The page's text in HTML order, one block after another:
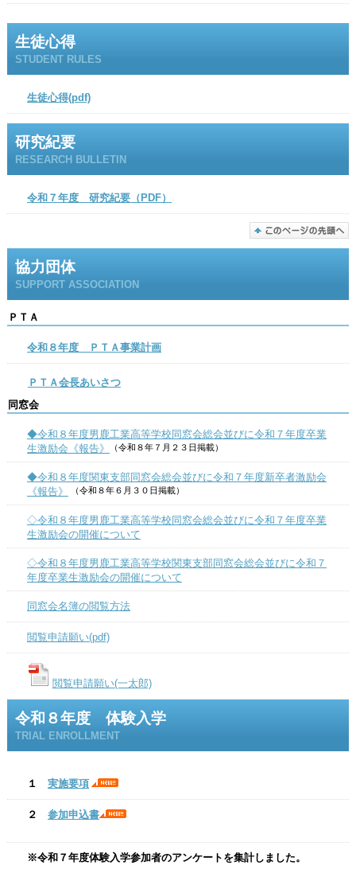
生徒心得
STUDENT RULES
生徒心得(pdf)
研究紀要
RESEARCH BULLETIN
令和７年度 研究紀要（PDF）
協力団体
SUPPORT ASSOCIATION
ＰＴＡ
令和８年度 ＰＴＡ事業計画
ＰＴＡ会長あいさつ
同窓会
◆令和８年度男鹿工業高等学校同窓会総会並びに令和７年度卒業
生激励会《報告》 （令和８年７月２３日掲載）
◆令和８年度関東支部同窓会総会並びに令和７年度新卒者激励会
《報告》 （令和８年６月３０日掲載）
◇令和８年度男鹿工業高等学校同窓会総会並びに令和７年度卒業
生激励会の開催について
◇令和８年度男鹿工業高等学校関東支部同窓会総会並びに令和７
年度卒業生激励会の開催について
同窓会名簿の閲覧方法
閲覧申請願い(pdf)
閲覧申請願い(一太郎)
令和８年度 体験入学
TRIAL ENROLLMENT
１ 実施要項
２ 参加申込書
※令和７年度体験入学参加者のアンケートを集計しました。